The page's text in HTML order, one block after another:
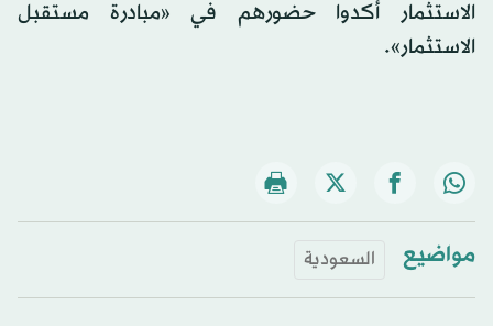
الاستثمار أكدوا حضورهم في «مبادرة مستقبل
الاستثمار».
مواضيع السعودية